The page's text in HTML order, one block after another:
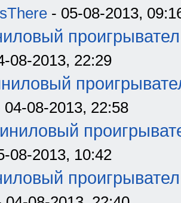
- 05-08-2013,
08-2013, 22:29
04-08-2013, 22:58
08-2013, 10:42